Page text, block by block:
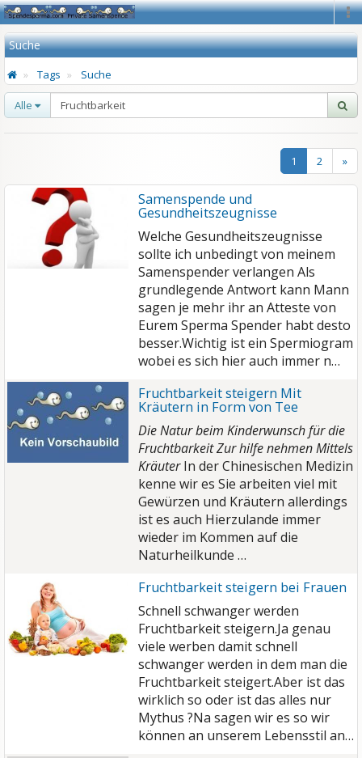
Suche
Tags Suche
Alle
1 2 »
Samenspende und
Gesundheitszeugnisse
Welche Gesundheitszeugnisse
sollte ich unbedingt von meinem
Samenspender verlangen Als
grundlegende Antwort kann Mann
sagen je mehr ihr an Atteste von
Eurem Sperma Spender habt desto
besser.Wichtig ist ein Spermiogram
wobei es sich hier auch immer n…
Fruchtbarkeit steigern Mit
Kräutern in Form von Tee
Die Natur beim Kinderwunsch für die
Fruchtbarkeit Zur hilfe nehmen Mittels
KräuterIn der Chinesischen Medizin
kenne wir es Sie arbeiten viel mit
Gewürzen und Kräutern allerdings
ist es auch Hierzulande immer
wieder im Kommen auf die
Naturheilkunde …
Fruchtbarkeit steigern bei Frauen
Schnell schwanger werden
Fruchtbarkeit steigern.Ja genau
viele werben damit schnell
schwanger werden in dem man die
Fruchtbarkeit steigert.Aber ist das
wirklich so oder ist das alles nur
Mythus ?Na sagen wir es so wir
können an unserem Lebensstil an…